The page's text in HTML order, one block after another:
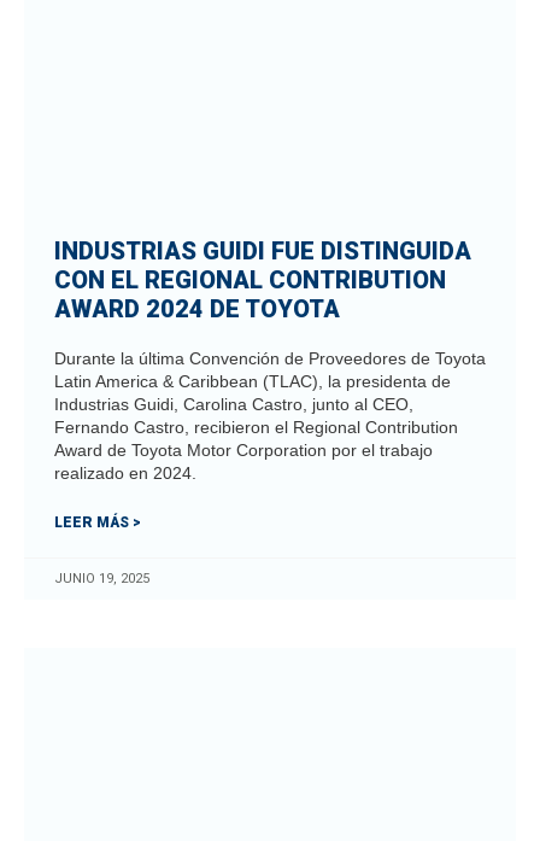
INDUSTRIAS GUIDI FUE DISTINGUIDA
CON EL REGIONAL CONTRIBUTION
AWARD 2024 DE TOYOTA
Durante la última Convención de Proveedores de Toyota
Latin America & Caribbean (TLAC), la presidenta de
Industrias Guidi, Carolina Castro, junto al CEO,
Fernando Castro, recibieron el Regional Contribution
Award de Toyota Motor Corporation por el trabajo
realizado en 2024.
LEER MÁS >
JUNIO 19, 2025